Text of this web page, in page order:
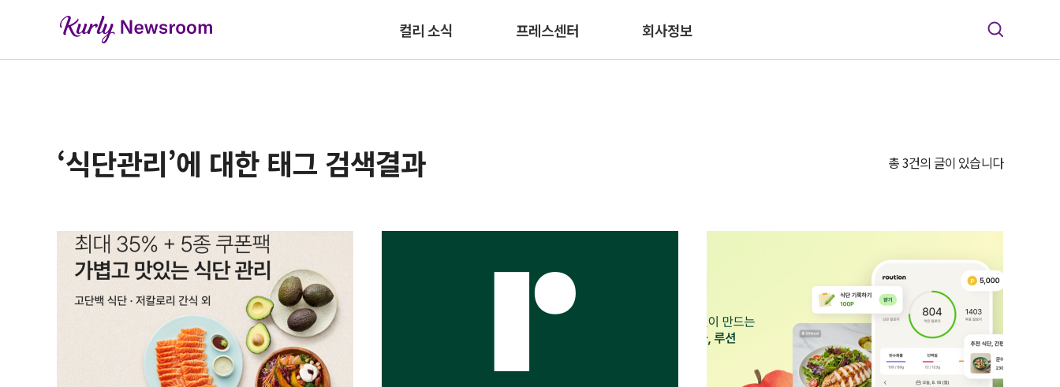
컬리 소식 프레스센터 회사정보
‘식단관리’에 대한 태그 검색결과 총 3건의 글이 있습니다